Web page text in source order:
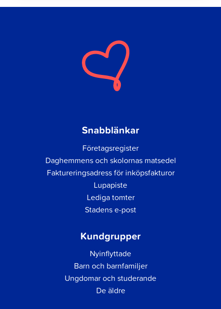
Snabblänkar
Företagsregister
Daghemmens och skolornas matsedel
Faktureringsadress för inköpsfakturor
Lupapiste
Lediga tomter
Stadens e-post
Kundgrupper
Nyinflyttade
Barn och barnfamiljer
Ungdomar och studerande
De äldre